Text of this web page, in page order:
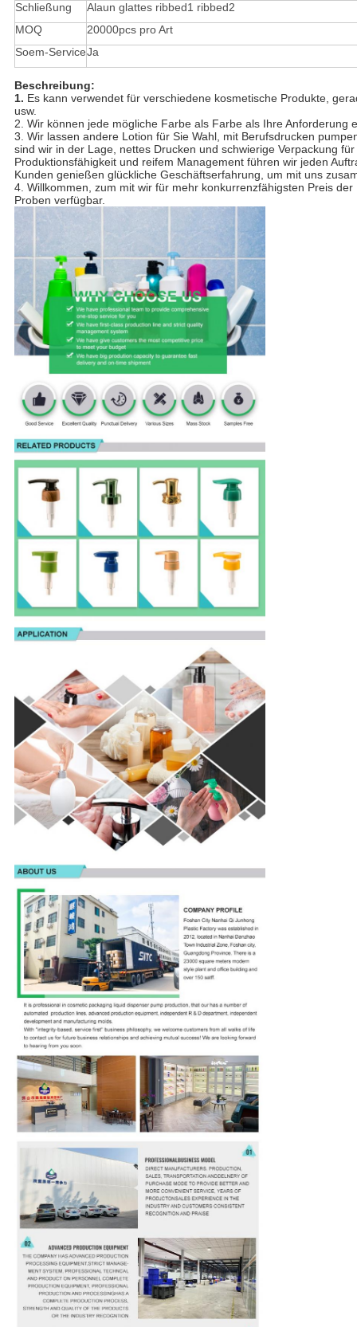
Schließung
Alaun glattes ribbed1 ribbed2
MOQ
20000pcs pro Art
Soem-ServiceJa
Beschreibung:
1. Es kann verwendet für verschiedene kosmetische Produkte,
usw.
2. Wir können jede mögliche Farbe als Farbe als Ihre Anforderung
3. Wir lassen andere Lotion für Sie Wahl, mit Berufsdrucken
sind wir in der Lage, nettes Drucken und schwierige Verpackung
Produktionsfähigkeit und reifem Management führen wir jeden
Kunden genießen glückliche Geschäftserfahrung, um mit uns
4. Willkommen, zum mit wir für mehr konkurrenzfähigsten Preis
Proben verfügbar.